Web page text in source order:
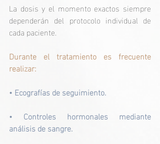
La dosis y el momento exactos siempre
dependerán del protocolo individual de
cada paciente.
Durante el tratamiento es frecuente
realizar:
• Ecografías de seguimiento.
• Controles hormonales mediante
análisis de sangre.